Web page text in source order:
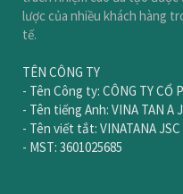
lược của nhiều khách hàng
tế.
TÊN CÔNG TY
- Tên Công ty: CÔNG TY CỔ
- Tên tiếng Anh: VINA TAN A
- Tên viết tắt: VINATANA JSC
- MST: 3601025685